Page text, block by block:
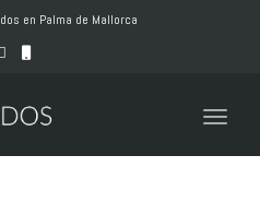
en Palma de Mallorca
Toggle